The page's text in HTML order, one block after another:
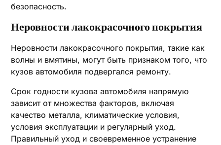
безопасность.
Неровности лакокрасочного покрытия
Неровности лакокрасочного покрытия, такие как
волны и вмятины, могут быть признаком того, что
кузов автомобиля подвергался ремонту.
Срок годности кузова автомобиля напрямую
зависит от множества факторов, включая
качество металла, климатические условия,
условия эксплуатации и регулярный уход.
Правильный уход и своевременное устранение